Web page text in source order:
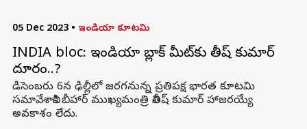
05 Dec 2023 • ఇండియా కూటమి
INDIA bloc: ఇండియా బ్లాక్ మీట్‌కు నితీష్ కుమార్
దూరం..?
డిసెంబరు 6న ఢిల్లీలో జరగనున్న ప్రతిపక్ష భారత కూటమి
సమావేశానికి బీహార్ ముఖ్యమంత్రి నితీష్ కుమార్ హాజరయ్యే
అవకాశం లేదు.